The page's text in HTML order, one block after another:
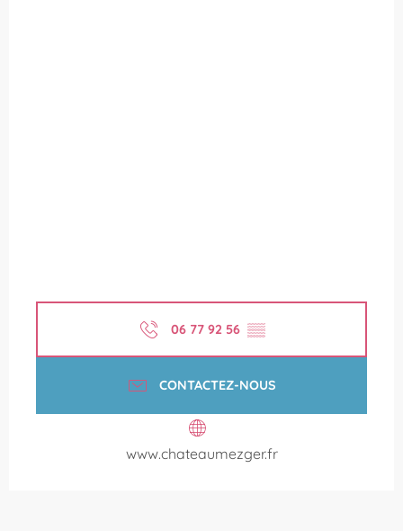
06 77 92 56 ▒▒
CONTACTEZ-NOUS
www.chateaumezger.fr